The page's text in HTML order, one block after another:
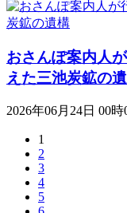
おさんぽ案内人
えた三池炭鉱の
2026年06月24日 00時
1
2
3
4
5